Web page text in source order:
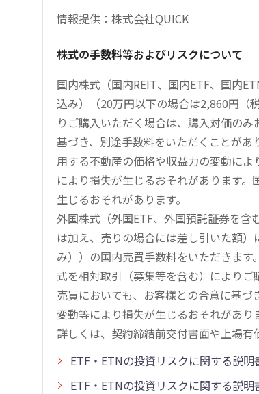
情報提供：株式会社QUICK
株式の手数料等およびリスクについて
国内株式（国内REIT、国内ETF、国内
込み）（20万円以下の場合は2,860円（
りご購入いただく場合は、購入対価の
基づき、別途手数料をいただくことが
用する不動産の価格や収益力の変動に
により損失が生じるおそれがあります
生じるおそれがあります。
外国株式（外国ETF、外国預託証券を
は加え、売りの場合には差し引いた額
み））の国内売買手数料をいただきま
式を相対取引（募集等を含む）により
売買においても、お客様との合意に基
変動等により損失が生じるおそれがあり
詳しくは、契約締結前交付書面や上場有
ETF・ETNの投資リスクに関する説
ETF・ETNの投資リスクに関する説